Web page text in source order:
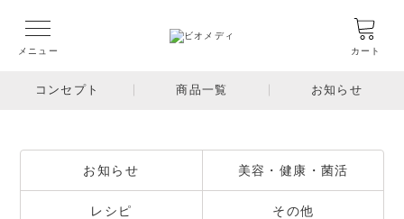
メニュー カート
コンセプト 商品一覧 お知らせ
お知らせ 美容・健康・菌活
レシピ その他